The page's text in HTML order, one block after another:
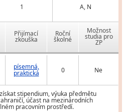
1 A, N
Přijímací
zkouška
Roční
školné
Možnost
studia pro
ZP
písemná,
praktická 0 Ne
stipendium, výuka předmětu
účast na mezinárodních
pracovním prostředí.